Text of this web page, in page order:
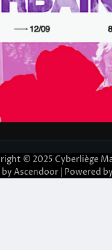
© 2025 Cyberliège
by Ascendoor| Powered by